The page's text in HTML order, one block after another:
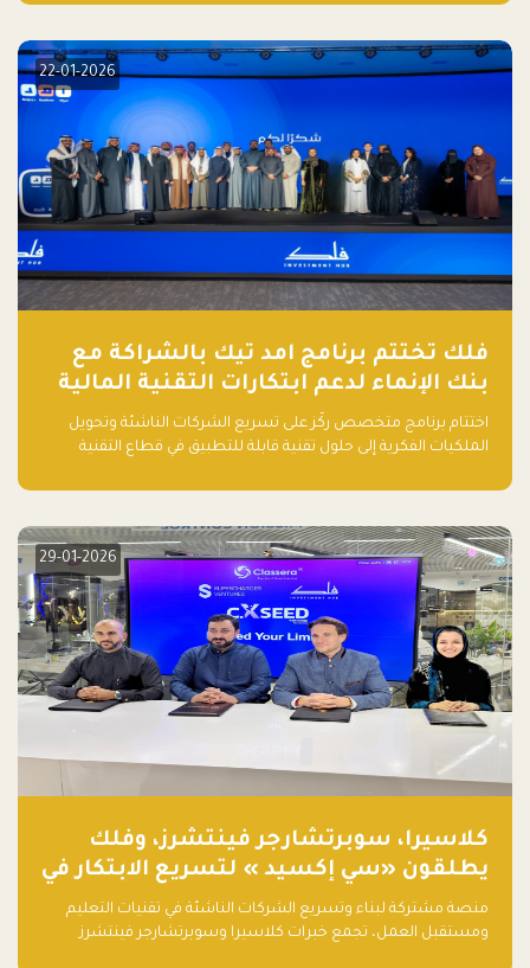
جيدًا لكوكبنا فحسب، بل إنه جيد أيضًا للأعمال”.
22-01-2026
فلك تختتم برنامج امد تيك بالشراكة مع
بنك الإنماء لدعم ابتكارات التقنية المالية
اختتام برنامج متخصص ركّز على تسريع الشركات الناشئة وتحويل
الملكيات الفكرية إلى حلول تقنية قابلة للتطبيق في قطاع التقنية
29-01-2026
كلاسيرا، سوبرتشارجر فينتشرز، وفلك
يطلقون «سي إكسيد » لتسريع الابتكار في
تقنيات التعليم ومستقبل العمل
منصة مشتركة لبناء وتسريع الشركات الناشئة في تقنيات التعليم
ومستقبل العمل، تجمع خبرات كلاسيرا وسوبرتشارجر فينتشرز